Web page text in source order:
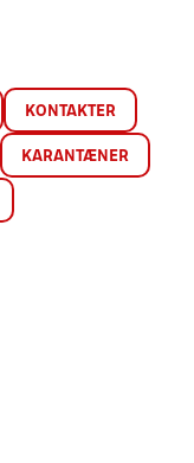
KONTAKTER
KARANTÆNER